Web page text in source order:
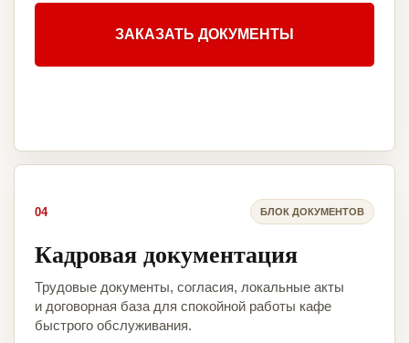
ЗАКАЗАТЬ ДОКУМЕНТЫ
04 БЛОК ДОКУМЕНТОВ
Кадровая документация
Трудовые документы, согласия, локальные акты
и договорная база для спокойной работы кафе
быстрого обслуживания.